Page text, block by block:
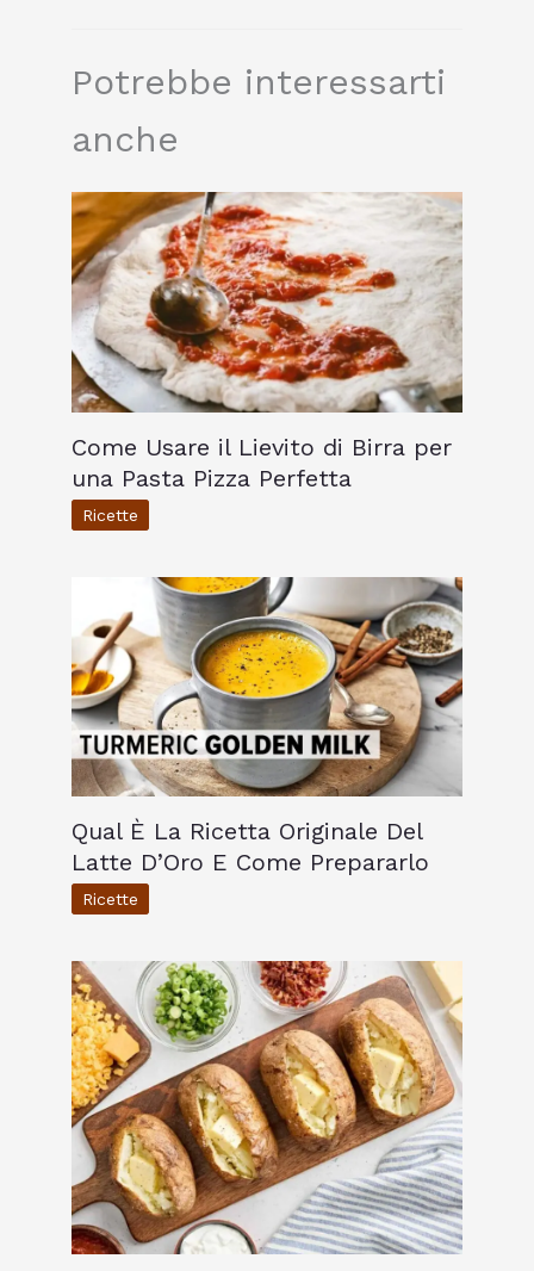
Potrebbe interessarti
anche
Come Usare il Lievito di Birra per
una Pasta Pizza Perfetta
Ricette
Qual È La Ricetta Originale Del
Latte D’Oro E Come Prepararlo
Ricette